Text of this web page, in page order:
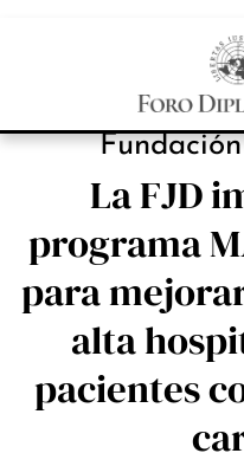
INBOX
La FJD
programa
para
alta
pacientes